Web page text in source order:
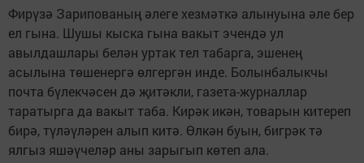
Фирүзә Зарипованың әлеге хезмәткә алынуына әле бер
ел гына. Шушы кыска гына вакыт эчендә ул
авылдашлары белән уртак тел табарга, эшенең
асылына төшенергә өлгергән инде. Болынбалыкчы
почта бүлекчәсен дә җитәкли, газета-журналлар
таратырга да вакыт таба. Кирәк икән, товарын китереп
бирә, түләүләрен алып китә. Өлкән буын, бигрәк тә
ялгыз яшәүчеләр аны зарыгып көтеп ала.